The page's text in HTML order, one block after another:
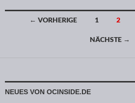
Beitragsnavigation
← VORHERIGE 1 2
NÄCHSTE →
NEUES VON OCINSIDE.DE